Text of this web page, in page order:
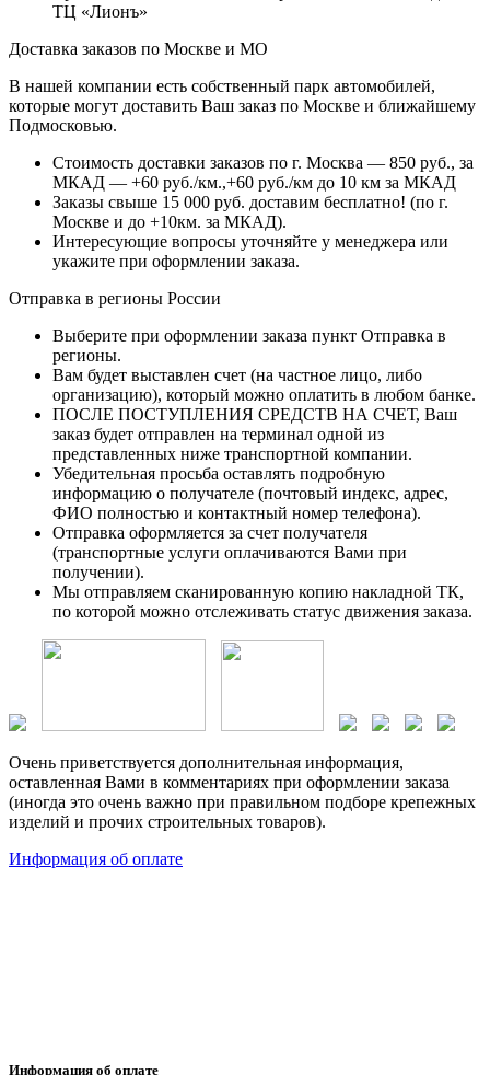
ТЦ «Лионъ»
Доставка заказов по Москве и МО
В нашей компании есть собственный парк автомобилей,
которые могут доставить Ваш заказ по Москве и ближайшему
Подмосковью.
Стоимость доставки заказов по г. Москва — 850 руб., за
МКАД — +60 руб./км.,+60 руб./км до 10 км за МКАД
Заказы свыше 15 000 руб. доставим бесплатно! (по г.
Москве и до +10км. за МКАД).
Интересующие вопросы уточняйте у менеджера или
укажите при оформлении заказа.
Отправка в регионы России
Выберите при оформлении заказа пункт Отправка в
регионы.
Вам будет выставлен счет (на частное лицо, либо
организацию), который можно оплатить в любом банке.
ПОСЛЕ ПОСТУПЛЕНИЯ СРЕДСТВ НА СЧЕТ, Ваш
заказ будет отправлен на терминал одной из
представленных ниже транспортной компании.
Убедительная просьба оставлять подробную
информацию о получателе (почтовый индекс, адрес,
ФИО полностью и контактный номер телефона).
Отправка оформляется за счет получателя
(транспортные услуги оплачиваются Вами при
получении).
Мы отправляем сканированную копию накладной ТК,
по которой можно отслеживать статус движения заказа.
Очень приветствуется дополнительная информация,
оставленная Вами в комментариях при оформлении заказа
(иногда это очень важно при правильном подборе крепежных
изделий и прочих строительных товаров).
Информация об оплате
Информация об оплате